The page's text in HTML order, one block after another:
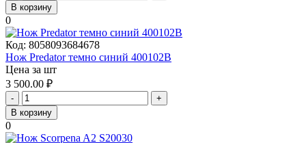
В корзину
0
Код: 8058093684678
Нож Predator темно синий 400102B
Цена за шт
3 500.00 ₽
-
+
В корзину
0